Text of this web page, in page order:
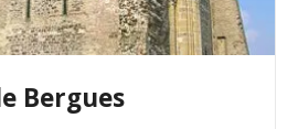
Bergues